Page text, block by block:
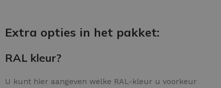
Extra opties in het pakket:
RAL kleur?
U kunt hier aangeven welke RAL-kleur u voorkeur